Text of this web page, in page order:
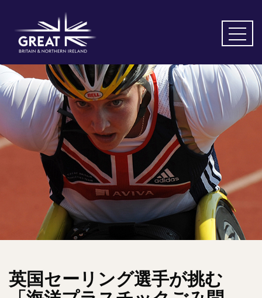
英国セーリング選手が挑む